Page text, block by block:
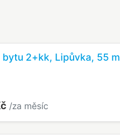
bytu 2+kk, Lipůvka, 55 m
/za měsíc